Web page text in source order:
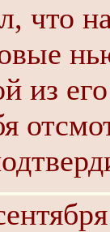
что
из